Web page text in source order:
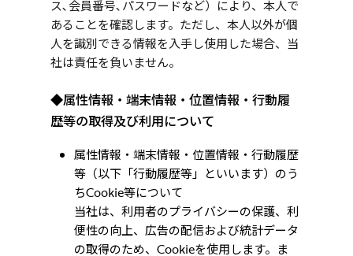
ス､会員番号､パスワードなど）により、本人で
あることを確認します。ただし、本人以外が個
人を識別できる情報を入手し使用した場合、当
社は責任を負いません。
◆属性情報・端末情報・位置情報・行動履
歴等の取得及び利用について
属性情報・端末情報・位置情報・行動履歴
等（以下「行動履歴等」といいます）のう
ちCookie等について
当社は、利用者のプライバシーの保護、利
便性の向上、広告の配信および統計データ
の取得のため、Cookieを使用します。ま